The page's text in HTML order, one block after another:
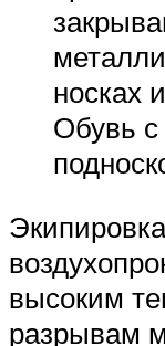
носках
Обувь
высоким
разрывам